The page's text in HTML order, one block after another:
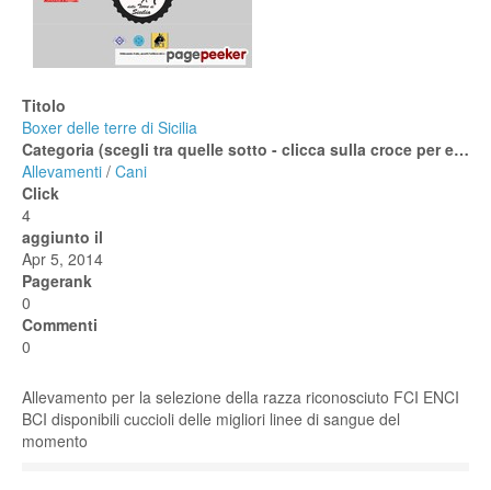
Titolo
Boxer delle terre di Sicilia
Categoria (scegli tra quelle sotto - clicca sulla croce per espanderle)
Allevamenti / Cani
Click
4
aggiunto il
Apr 5, 2014
Pagerank
0
Commenti
0
Allevamento per la selezione della razza riconosciuto FCI ENCI
BCI disponibili cuccioli delle migliori linee di sangue del
momento